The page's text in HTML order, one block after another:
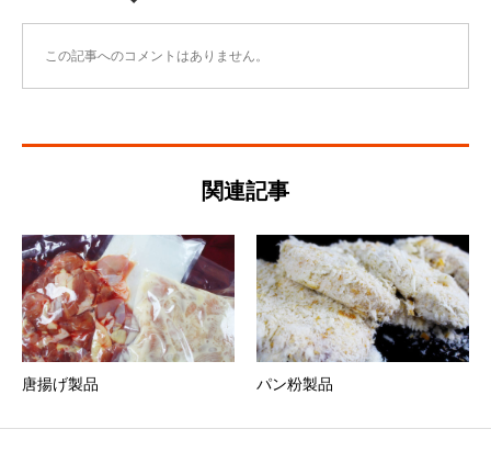
この記事へのコメントはありません。
関連記事
唐揚げ製品 パン粉製品